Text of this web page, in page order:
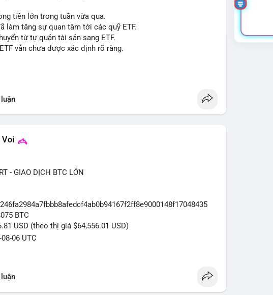
#btc #eth #sol #xrp #cc #sky #sand
tiền lớn trong tuần vừa qua.
làm tăng sự quan tâm tới các quỹ ETF.
từ tự quản tài sản sang ETF.
vẫn chưa được xác định rõ ràng.
Voi
- GIAO DỊCH BTC LỚN
BTC
USD (theo thị giá $64,556.01 USD)
06 UTC
Cá voi dựa trên giao dịch này:
1.66 triệu USD được di chuyển trong một giao dịch duy nhất
chức hoặc cá nhân sở hữu lượng tài sản lớn. Động thái này có
phân bổ lại danh mục đầu tư, hoặc chuẩn bị thanh khoản